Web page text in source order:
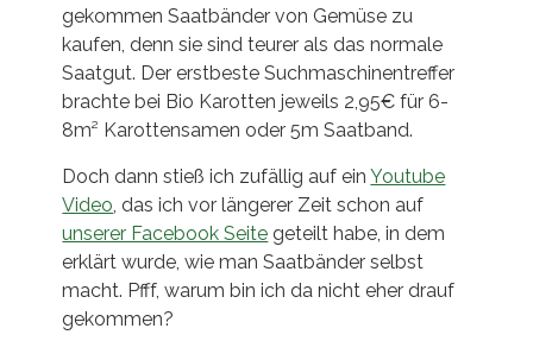
gekommen Saatbänder von Gemüse zu
kaufen, denn sie sind teurer als das normale
Saatgut. Der erstbeste Suchmaschinentreffer
brachte bei Bio Karotten jeweils 2,95€ für 6-
8m² Karottensamen oder 5m Saatband.
Doch dann stieß ich zufällig auf einYoutube
Video, das ich vor längerer Zeit schon auf
unserer Facebook Seite geteilt habe, in dem
erklärt wurde, wie man Saatbänder selbst
macht. Pfff, warum bin ich da nicht eher drauf
gekommen?